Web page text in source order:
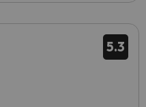
5.3